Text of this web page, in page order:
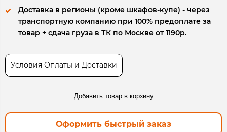
Доставка в регионы (кроме шкафов-купе) - через
транспортную компанию при 100% предоплате за
товар + сдача груза в ТК по Москве от 1190р.
Условия Оплаты и Доставки
Добавить товар в корзину
Оформить быстрый заказ